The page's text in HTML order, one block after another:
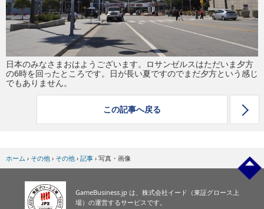
日本のみなさまおはようございます。ロサンゼルスはただいま夕方
の6時を回ったところです。日が長い夏ですのでまだ夕方という感じ
でもありません。
この記事へ戻る
ホーム › その他 › その他 › 記事 › 写真・画像
GameBusiness.jp は、株式会社イード（東証グロース上
場）の運営するサービスです。